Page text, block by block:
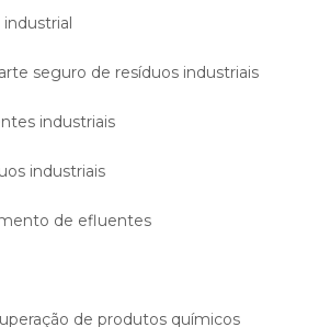
industrial
seguro de resíduos industriais
industriais
industriais
de efluentes
de produtos químicos